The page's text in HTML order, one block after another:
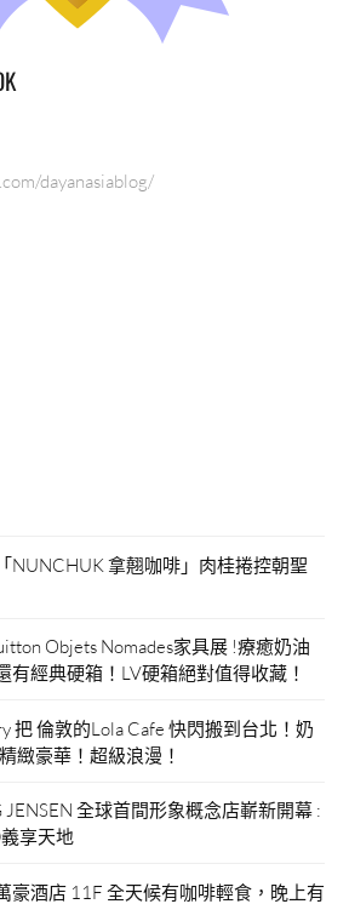
dayanasiablog/
NUNCHUK 拿翹咖啡」肉桂捲控朝聖
Objets Nomades家具展 !療癒奶油
有經典硬箱！LV硬箱絕對值得收藏！
把 倫敦的Lola Cafe 快閃搬到台北！奶
緻豪華！超級浪漫！
JENSEN 全球首間形象概念店嶄新開幕 :
享天地
豪酒店 11F 全天候有咖啡輕食，晚上有